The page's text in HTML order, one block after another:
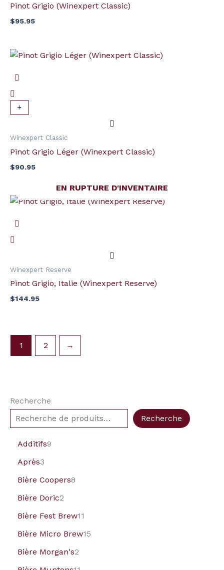
Pinot Grigio (Winexpert Classic)
$95.95
-
quantité
Pinot
Grigio
Léger
Classic)
+
Winexpert Classic
Pinot Grigio Léger (Winexpert Classic)
$90.95
EN RUPTURE D'INVENTAIRE
Winexpert Reserve
Pinot Grigio, Italie (Winexpert Reserve)
$144.95
1 2 →
Recherche
Recherche
Additifs9
Après3
Bière Coopers8
Bière Doric2
Bière Fest Brew11
Bière Micro Brew15
Bière Morgan's2